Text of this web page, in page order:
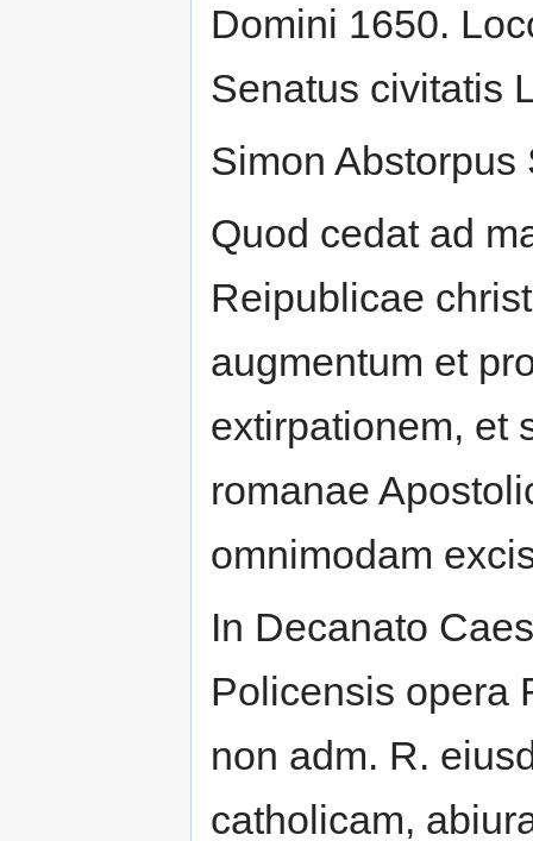
Domini 1650.
Senatus civitatis
Simon
Quod cedat ad
Reipublicae
augmentum et
extirpationem, et
romanae
omnimodam
In Decanato
Policensis opera
non adm. R.
catholicam,